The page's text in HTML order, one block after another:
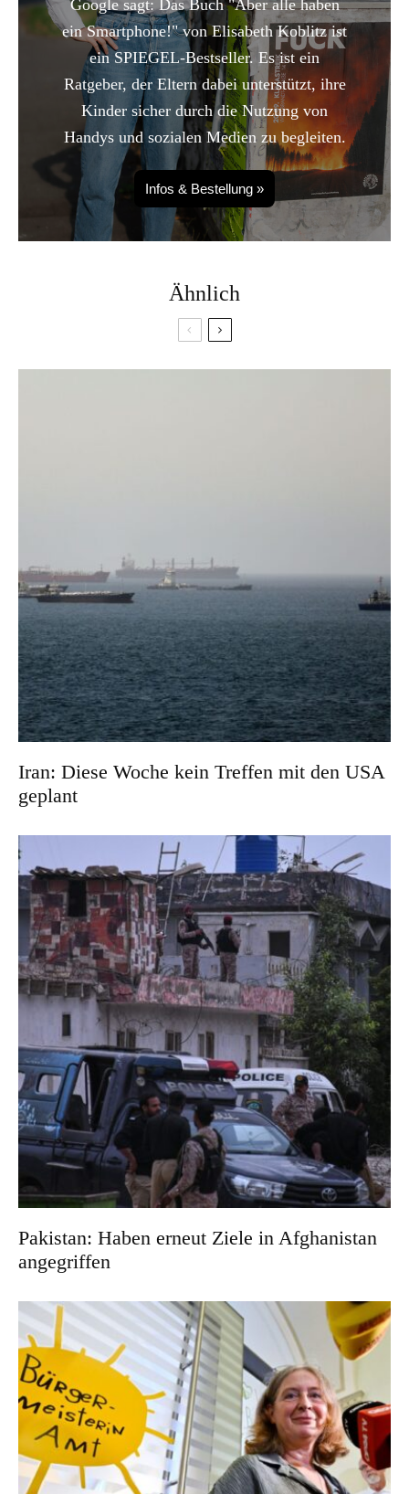
Google sagt: Das Buch "Aber alle haben
ein Smartphone!" von Elisabeth Koblitz ist
ein SPIEGEL-Bestseller. Es ist ein
Ratgeber, der Eltern dabei unterstützt, ihre
Kinder sicher durch die Nutzung von
Handys und sozialen Medien zu begleiten.
Infos & Bestellung »
Ähnlich
Iran: Diese Woche kein Treffen mit den USA
geplant
Pakistan: Haben erneut Ziele in Afghanistan
angegriffen